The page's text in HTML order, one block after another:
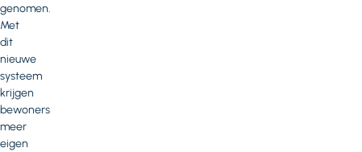
genomen.
Met
dit
nieuwe
systeem
krijgen
bewoners
meer
eigen